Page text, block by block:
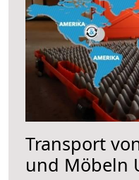
Transport
und Möbeln